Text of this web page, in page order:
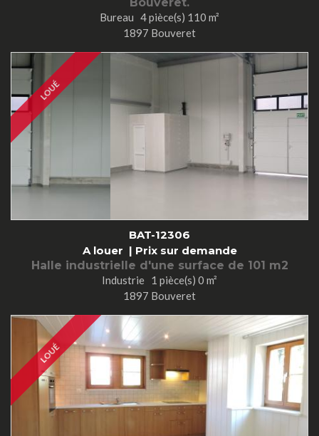
Bureau 4 pièce(s) 110 m²
1897 Bouveret
LOUÉ
BAT-12306
A louer | Prix sur demande
Halle industrielle d'une surface de 101 m2
Industrie 1 pièce(s) 0 m²
1897 Bouveret
LOUÉ